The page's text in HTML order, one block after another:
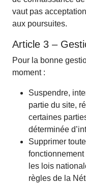
vaut pas
aux poursuites.
Article 3 –
Pour la bonne
moment :
Suspendre,
partie du site,
certaines
déterminée
Supprimer
les lois
règles de la